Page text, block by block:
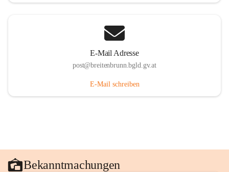
E-Mail Adresse
post@breitenbrunn.bgld.gv.at
E-Mail schreiben
Bekanntmachungen